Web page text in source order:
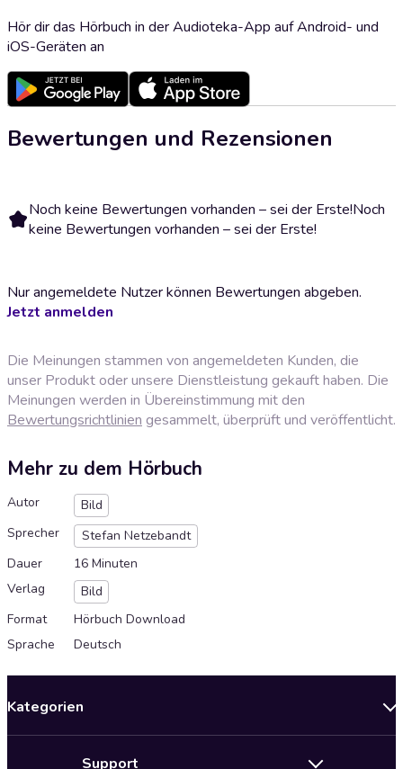
Hör dir das Hörbuch in der Audioteka-App auf Android- und
iOS-Geräten an
Bewertungen und Rezensionen
Noch keine Bewertungen vorhanden – sei der Erste!Noch
keine Bewertungen vorhanden – sei der Erste!
Nur angemeldete Nutzer können Bewertungen abgeben.
Jetzt anmelden
Die Meinungen stammen von angemeldeten Kunden, die
unser Produkt oder unsere Dienstleistung gekauft haben. Die
Meinungen werden in Übereinstimmung mit den
Bewertungsrichtlinien gesammelt, überprüft und veröffentlicht.
Mehr zu dem Hörbuch
Autor
Bild
Sprecher
Stefan Netzebandt
Dauer
16 Minuten
Verlag
Bild
Format
Hörbuch Download
Sprache
Deutsch
Kategorien
Support